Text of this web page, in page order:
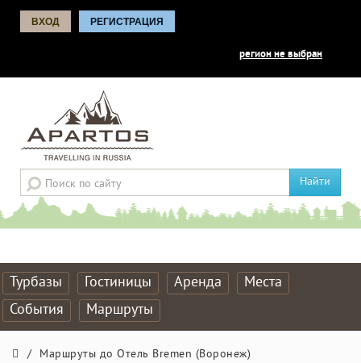
ВХОД РЕГИСТРАЦИЯ
регион не выбран
Найти
Турбазы Гостиницы Аренда
Места
События
Маршруты
/ Маршруты до Отель Bremen (Воронеж)